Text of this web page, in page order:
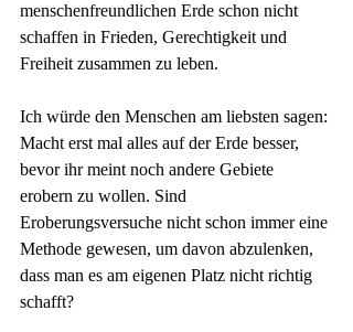
menschenfreundlichen Erde schon nicht
schaffen in Frieden, Gerechtigkeit und
Freiheit zusammen zu leben.
Ich würde den Menschen am liebsten sagen:
Macht erst mal alles auf der Erde besser,
bevor ihr meint noch andere Gebiete
erobern zu wollen. Sind
Eroberungsversuche nicht schon immer eine
Methode gewesen, um davon abzulenken,
dass man es am eigenen Platz nicht richtig
schafft?